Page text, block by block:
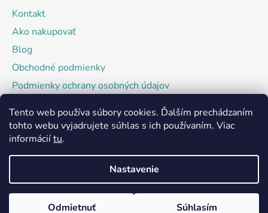
Tento web používa súbory cookies. Ďalším prechádzaním
tohto webu vyjadrujete súhlas s ich používaním. Viac
informáciítu.
Nastavenie
Odmietnuť Súhlasím
Kontakt
Ako nakupovať
Blog
Obchodné podmienky
Podmienky ochrany osobných údajov
Facebook